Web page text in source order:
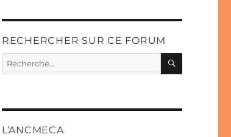
RECHERCHER SUR CE FORUM
Recherche
pour :
L’ANCMECA